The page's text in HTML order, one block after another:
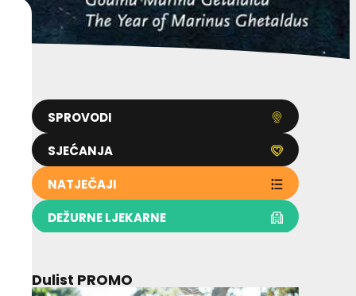
SPROVODI
SJEĆANJA
NATJEČAJI
DEŽURNE LJEKARNE
Dulist PROMO